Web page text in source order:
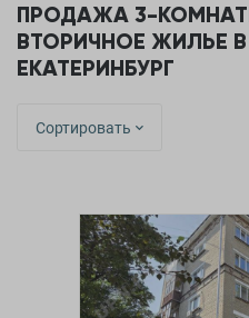
ПРОДАЖА 3-
ВТОРИЧНОЕ ЖИЛЬЕ
ЕКАТЕРИНБУРГ
Сортировать